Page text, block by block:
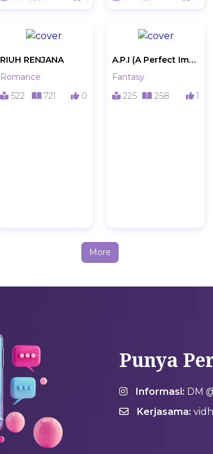
RIUH RENJANA
Romance
522
721 0
A.P.I (A Perfect Imaginer)
Fantasy
225
258 1
More
Punya
Informasi: DM
Kerjasama: